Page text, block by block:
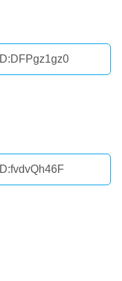
ID:DFPgz1gz0
ID:fvdvQh46F